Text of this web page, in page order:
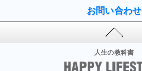
お問い合わせ
人生の教科書